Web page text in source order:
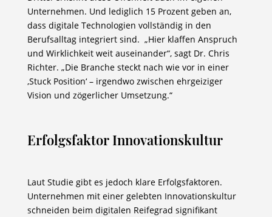
Unternehmen. Und lediglich 15 Prozent geben an,
dass digitale Technologien vollständig in den
Berufsalltag integriert sind. „Hier klaffen Anspruch
und Wirklichkeit weit auseinander“, sagt Dr. Chris
Richter. „Die Branche steckt nach wie vor in einer
‚Stuck Position‘ – irgendwo zwischen ehrgeiziger
Vision und zögerlicher Umsetzung.“
Erfolgsfaktor Innovationskultur
Laut Studie gibt es jedoch klare Erfolgsfaktoren.
Unternehmen mit einer gelebten Innovationskultur
schneiden beim digitalen Reifegrad signifikant